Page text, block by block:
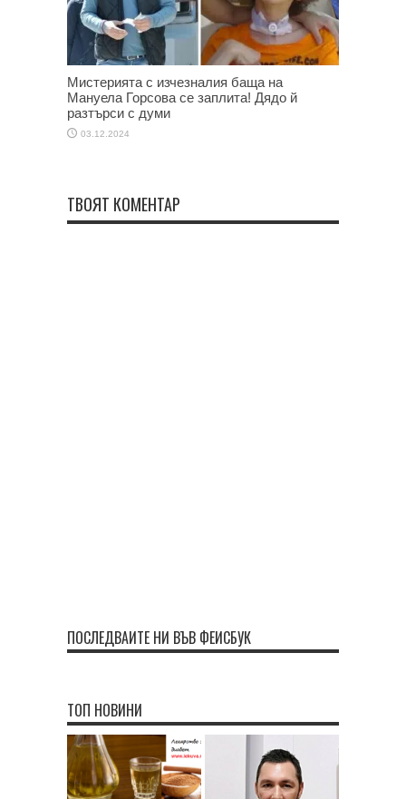
Мистерията с изчезналия баща на
Мануела Горсова се заплита! Дядо й
разтърси с думи
03.12.2024
ТВОЯТ КОМЕНТАР
ПОСЛЕДВАЙТЕ НИ ВЪВ ФЕЙСБУК
ТОП НОВИНИ